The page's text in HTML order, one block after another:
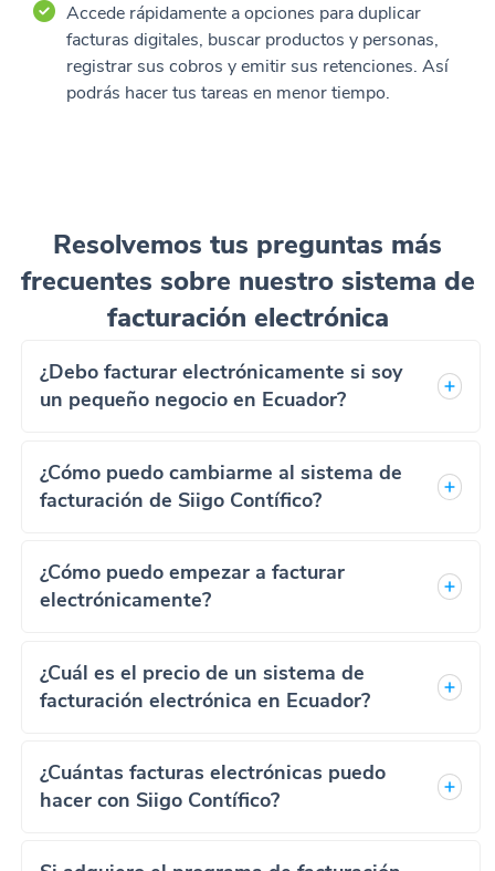
Accede rápidamente a opciones para duplicar
facturas digitales, buscar productos y personas,
registrar sus cobros y emitir sus retenciones. Así
podrás hacer tus tareas en menor tiempo.
Resolvemos tus preguntas más
frecuentes sobre nuestro sistema de
facturación electrónica
¿Debo facturar electrónicamente si soy
un pequeño negocio en Ecuador?
¿Cómo puedo cambiarme al sistema de
facturación de Siigo Contífico?
¿Cómo puedo empezar a facturar
electrónicamente?
¿Cuál es el precio de un sistema de
facturación electrónica en Ecuador?
¿Cuántas facturas electrónicas puedo
hacer con Siigo Contífico?